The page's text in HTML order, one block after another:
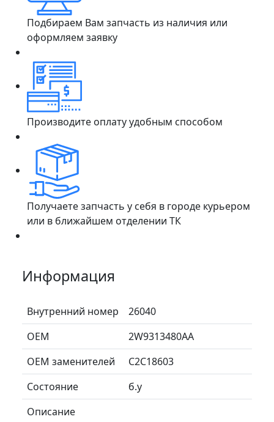
Подбираем Вам запчасть из наличия или
оформляем заявку
Производите оплату удобным способом
Получаете запчасть у себя в городе курьером
или в ближайшем отделении ТК
Информация
Внутренний номер
26040
ОЕМ
2W9313480AA
ОЕМ заменителей
C2C18603
Состояние
б.у
Описание